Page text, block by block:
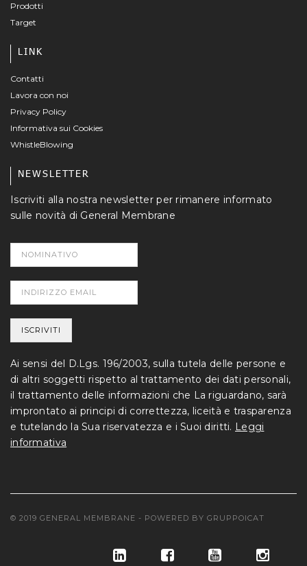
Prodotti
Target
LINK
Contatti
Lavora con noi
Privacy Policy
Informativa sui Cookies
WhistleBlowing
NEWSLETTER
Iscriviti alla nostra newsletter per rimanere informato
sulle novità di General Membrane
Ai sensi del D.Lgs. 196/2003, sulla tutela delle persone e
di altri soggetti rispetto al trattamento dei dati personali,
il trattamento delle informazioni che La riguardano, sarà
improntato ai principi di correttezza, liceità e trasparenza
e tutelando la Sua riservatezza e i Suoi diritti. Leggi
informativa
© 2019 GENERAL MEMBRANE - POWERED BY GRUPPOICAT